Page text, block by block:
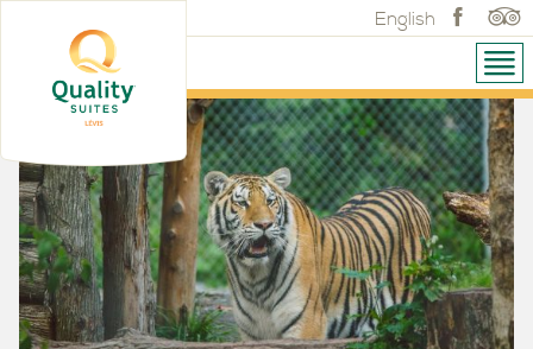
English